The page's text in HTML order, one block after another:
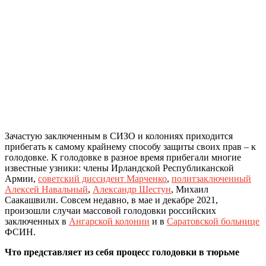
Зачастую заключенным в СИЗО и колониях приходится
прибегать к самому крайнему способу защиты своих прав – к
голодовке. К голодовке в разное время прибегали многие
известные узники: члены Ирландской Республиканской
Армии, советский диссидент Марченко, политзаключенный
Алексей Навальный, Александр Шестун, Михаил
Саакашвили. Совсем недавно, в мае и декабре 2021,
произошли случаи массовой голодовки российских
заключенных в Ангарской колонии и в Саратовской больнице
ФСИН.
Что представляет из себя процесс голодовки в тюрьме